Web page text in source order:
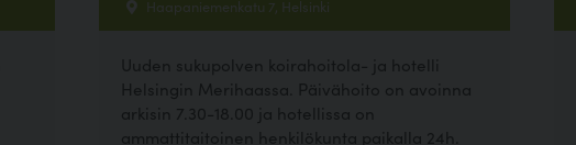
Haapaniemenkatu 7, Helsinki
Uuden sukupolven koirahoitola- ja hotelli
Helsingin Merihaassa. Päivähoito on avoinna
arkisin 7.30-18.00 ja hotellissa on
ammattitaitoinen henkilökunta paikalla 24h.